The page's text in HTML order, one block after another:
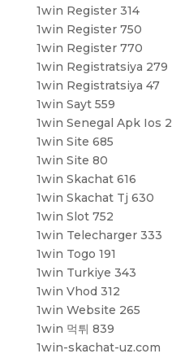
1win Register 314
1win Register 750
1win Register 770
1win Registratsiya 279
1win Registratsiya 47
1win Sayt 559
1win Senegal Apk Ios
1win Site 685
1win Site 80
1win Skachat 616
1win Skachat Tj 630
1win Slot 752
1win Telecharger 333
1win Togo 191
1win Turkiye 343
1win Vhod 312
1win Website 265
1win 먹튀 839
1win-skachat-uz.com